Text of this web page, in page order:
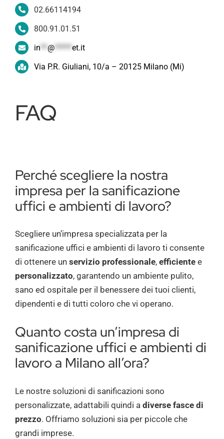
02.66114194
800.91.01.51
in**@*****et.it
Via P.R. Giuliani, 10/a – 20125 Milano (Mi)
FAQ
Perché scegliere la nostra
impresa per la sanificazione
uffici e ambienti di lavoro?
Scegliere un’impresa specializzata per la
sanificazione uffici e ambienti di lavoro ti consente
di ottenere un servizio professionale, efficientee
personalizzato, garantendo un ambiente pulito,
sano ed ospitale per il benessere dei tuoi clienti,
dipendenti e di tutti coloro che vi operano.
Quanto costa un’impresa di
sanificazione uffici e ambienti di
lavoro a Milano all’ora?
Le nostre soluzioni di sanificazioni sono
personalizzate, adattabili quindi a diverse fasce di
prezzo. Offriamo soluzioni sia per piccole che
grandi imprese.